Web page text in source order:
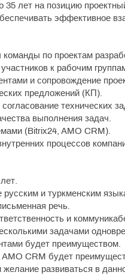
лет на позицию
эффективное
по проектам
к рабочим
и сопровождение
предложений (КП).
технических
выполнения задач.
(Bitrix24, AMO CRM).
процессов
и туркменским
речь.
и
задачами
будет преимуществом.
CRM будет
развиваться в